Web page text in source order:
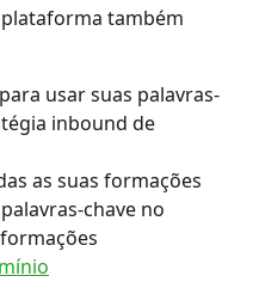
também
para usar suas palavras-
inbound de
as suas formações
chave no